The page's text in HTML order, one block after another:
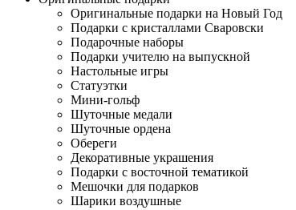
Оригинальные подарки на Новый Год
Подарки с кристаллами Сваровски
Подарочные наборы
Подарки учителю на выпускной
Настольные игры
Статуэтки
Мини-гольф
Шуточные медали
Шуточные ордена
Обереги
Декоративные украшения
Подарки с восточной тематикой
Мешочки для подарков
Шарики воздушные